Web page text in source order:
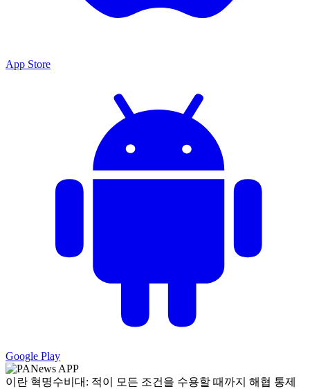
App Store
Google Play
이란 혁명수비대: 적이 모든 조건을 수용할 때까지 해협 통제